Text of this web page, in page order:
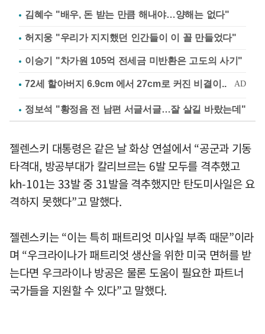
김혜수 "배우, 돈 받는 만큼 해내야…양해는 없다"
허지웅 "우리가 지지했던 인간들이 이 꼴 만들었다"
이승기 "차가원 105억 전세금 미반환은 고도의 사기"
정보석 "황정음 전 남편 서글서글…잘 살길 바랐는데"
젤렌스키 대통령은 같은 날 화상 연설에서 “공군과 기동
타격대, 방공부대가 칼리브르는 6발 모두를 격추했고
kh-101는 33발 중 31발을 격추했지만 탄도미사일은 요
격하지 못했다”고 말했다.
젤렌스키는 “이는 특히 패트리엇 미사일 부족 때문”이라
며 “우크라이나가 패트리엇 생산을 위한 미국 면허를 받
는다면 우크라이나 방공은 물론 도움이 필요한 파트너
국가들을 지원할 수 있다”고 말했다.